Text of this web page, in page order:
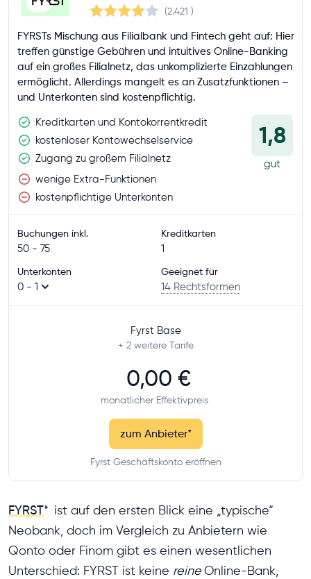
(2.421 )
FYRSTs Mischung aus Filialbank und Fintech geht auf: Hier
treffen günstige Gebühren und intuitives Online-Banking
auf ein großes Filialnetz, das unkomplizierte Einzahlungen
ermöglicht. Allerdings mangelt es an Zusatzfunktionen –
und Unterkonten sind kostenpflichtig.
Kreditkarten und Kontokorrentkredit
kostenloser Kontowechselservice
Zugang zu großem Filialnetz
wenige Extra-Funktionen
kostenpflichtige Unterkonten
1,8
gut
Buchungen inkl.
50 - 75
Kreditkarten
1
Unterkonten
0 - 1
Geeignet für
14 Rechtsformen
Fyrst Base
+ 2 weitere Tarife
0,00 €
monatlicher Effektivpreis
zum Anbieter*
Fyrst Geschäftskonto eröffnen
FYRST* ist auf den ersten Blick eine „typische“
Neobank, doch im Vergleich zu Anbietern wie
Qonto oder Finom gibt es einen wesentlichen
Unterschied: FYRST ist keine reineOnline-Bank,